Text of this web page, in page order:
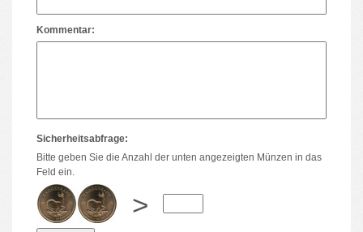
Kommentar:
Sicherheitsabfrage:
Bitte geben Sie die Anzahl der unten angezeigten Münzen in das
Feld ein.
>